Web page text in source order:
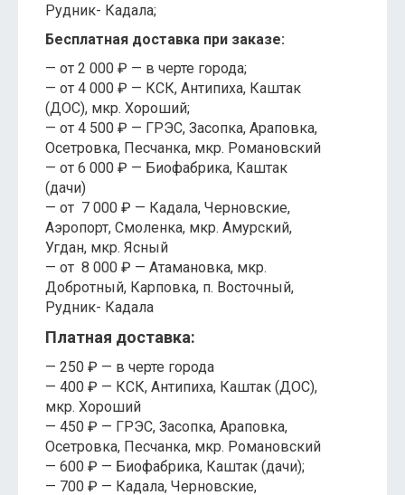
Рудник- Кадала;
Бесплатная доставка при заказе:
— от 2 000 ₽ — в черте города;
— от 4 000 ₽ — КСК, Антипиха, Каштак
(ДОС), мкр. Хороший;
— от 4 500 ₽ — ГРЭС, Засопка, Араповка,
Осетровка, Песчанка, мкр. Романовский
— от 6 000 ₽ — Биофабрика, Каштак
(дачи)
— от 7 000 ₽ — Кадала, Черновские,
Аэропорт, Смоленка, мкр. Амурский,
Угдан, мкр. Ясный
— от 8 000 ₽ — Атамановка, мкр.
Добротный, Карповка, п. Восточный,
Рудник- Кадала
Платная доставка:
— 250 ₽ — в черте города
— 400 ₽ — КСК, Антипиха, Каштак (ДОС),
мкр. Хороший
— 450 ₽ — ГРЭС, Засопка, Араповка,
Осетровка, Песчанка, мкр. Романовский
— 600 ₽ — Биофабрика, Каштак (дачи);
— 700 ₽ — Кадала, Черновские,